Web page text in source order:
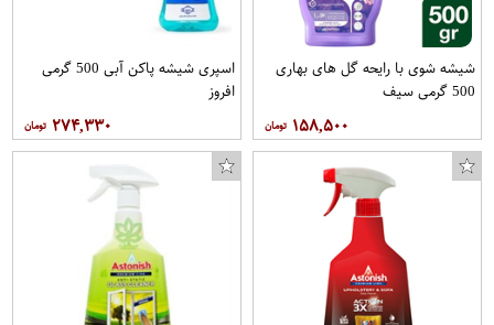
شیشه شوی با رایحه گل های بهاری
500 گرمی سیف
۱۵۸,۵۰۰
اسپری شیشه پاکن آبی 500 گرمی
افروز
۲۷۴,۳۳۰